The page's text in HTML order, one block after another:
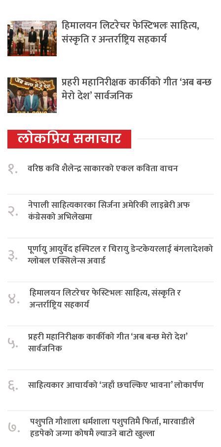
हिमालयन लिटरेचर फेस्टिभलः साहित्य,
संस्कृति र अन्तर्राष्ट्रिय सहकार्य
प्रहरी महानिरीक्षक कार्कीको गीत ‘अब बन्छ
मेरो देश’ सार्वजनिक
लोकप्रिय समाचार
१. वरिष्ठ कवि शैलेन्द्र साकारको एकल कविता वाचन
२.
नेपाली साहित्यकारका सिर्जना अमेरिकी लाइब्रेरी अफ
कंग्रेसको अभिलेखमा
३.
पूर्णायु आयुर्वेद हस्पिटल र चिरायु डेन्टकेयरलाई बंगलादेशको
ग्लोबल एक्सिलेन्स अवार्ड
४.
हिमालयन लिटरेचर फेस्टिभलः साहित्य, संस्कृति र
अन्तर्राष्ट्रिय सहकार्य
५.
प्रहरी महानिरीक्षक कार्कीको गीत ‘अब बन्छ मेरो देश’
सार्वजनिक
६. साहित्यकार आचार्यको ‘जहाँ छचल्किए भावना’ लोकार्पण
७.
पशुपति गौशाला धर्मशाला पशुपतिमै फिर्ता, मारवाडीले
हडपेको जग्गा कोषमै ल्याउने बाटो खुल्ला